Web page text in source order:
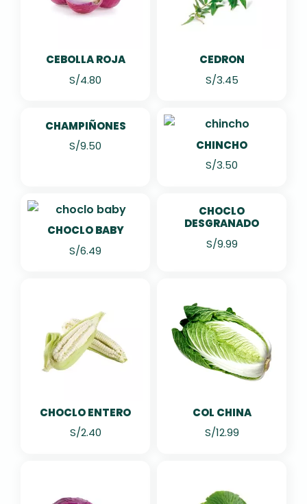
CEBOLLA ROJA
S/4.80
CEDRON
S/3.45
CHAMPIÑONES
S/9.50
CHINCHO
S/3.50
CHOCLO BABY
S/6.49
CHOCLO
DESGRANADO
S/9.99
CHOCLO ENTERO
S/2.40
COL CHINA
S/12.99